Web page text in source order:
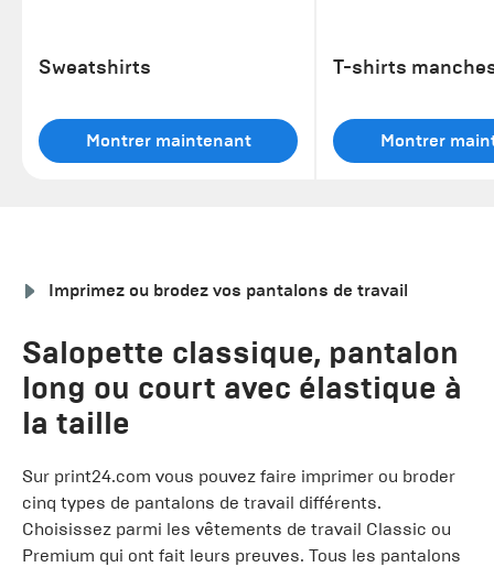
Sweatshirts
Montrer maintenant
T-shirts
Montrer
Imprimez ou brodez vos pantalons de travail
Salopette classique, pantalon
long ou court avec élastique à
la taille
Sur print24.com vous pouvez faire imprimer ou broder
cinq types de pantalons de travail différents.
Choisissez parmi les vêtements de travail Classic ou
Premium qui ont fait leurs preuves. Tous les pantalons